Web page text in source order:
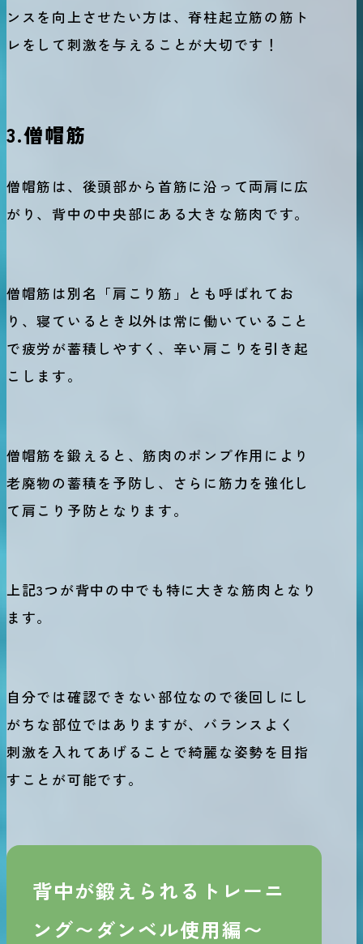
ンスを向上させたい方は、脊柱起立筋の筋ト
レをして刺激を与えることが大切です！
3.僧帽筋
僧帽筋は、後頭部から首筋に沿って両肩に広
がり、背中の中央部にある大きな筋肉です。
僧帽筋は別名「肩こり筋」とも呼ばれてお
り、寝ているとき以外は常に働いていること
で疲労が蓄積しやすく、辛い肩こりを引き起
こします。
僧帽筋を鍛えると、筋肉のポンプ作用により
老廃物の蓄積を予防し、さらに筋力を強化し
て肩こり予防となります。
上記3つが背中の中でも特に大きな筋肉となり
ます。
自分では確認できない部位なので後回しにし
がちな部位ではありますが、バランスよく
刺激を入れてあげることで綺麗な姿勢を目指
すことが可能です。
背中が鍛えられるトレーニ
ング〜ダンベル使用編〜